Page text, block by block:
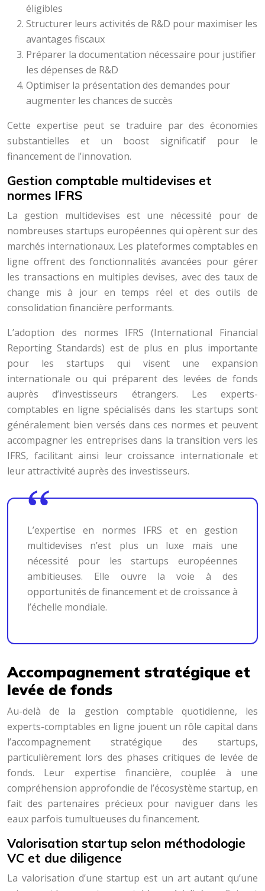
éligibles
Structurer leurs activités de R&D pour maximiser les
avantages fiscaux
Préparer la documentation nécessaire pour justifier
les dépenses de R&D
Optimiser la présentation des demandes pour
augmenter les chances de succès
Cette expertise peut se traduire par des économies
substantielles et un boost significatif pour le
financement de l’innovation.
Gestion comptable multidevises et
normes IFRS
La gestion multidevises est une nécessité pour de
nombreuses startups européennes qui opèrent sur des
marchés internationaux. Les plateformes comptables en
ligne offrent des fonctionnalités avancées pour gérer
les transactions en multiples devises, avec des taux de
change mis à jour en temps réel et des outils de
consolidation financière performants.
L’adoption des normes IFRS (International Financial
Reporting Standards) est de plus en plus importante
pour les startups qui visent une expansion
internationale ou qui préparent des levées de fonds
auprès d’investisseurs étrangers. Les experts-
comptables en ligne spécialisés dans les startups sont
généralement bien versés dans ces normes et peuvent
accompagner les entreprises dans la transition vers les
IFRS, facilitant ainsi leur croissance internationale et
leur attractivité auprès des investisseurs.
L’expertise en normes IFRS et en gestion
multidevises n’est plus un luxe mais une
nécessité pour les startups européennes
ambitieuses. Elle ouvre la voie à des
opportunités de financement et de croissance à
l’échelle mondiale.
Accompagnement stratégique et
levée de fonds
Au-delà de la gestion comptable quotidienne, les
experts-comptables en ligne jouent un rôle capital dans
l’accompagnement stratégique des startups,
particulièrement lors des phases critiques de levée de
fonds. Leur expertise financière, couplée à une
compréhension approfondie de l’écosystème startup, en
fait des partenaires précieux pour naviguer dans les
eaux parfois tumultueuses du financement.
Valorisation startup selon méthodologie
VC et due diligence
La valorisation d’une startup est un art autant qu’une